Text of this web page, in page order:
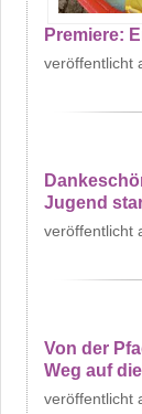
Premiere:
Jugend
Von der
Weg auf